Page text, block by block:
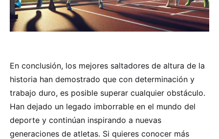
En conclusión, los mejores saltadores de altura de la
historia han demostrado que con determinación y
trabajo duro, es posible superar cualquier obstáculo.
Han dejado un legado imborrable en el mundo del
deporte y continúan inspirando a nuevas
generaciones de atletas. Si quieres conocer más